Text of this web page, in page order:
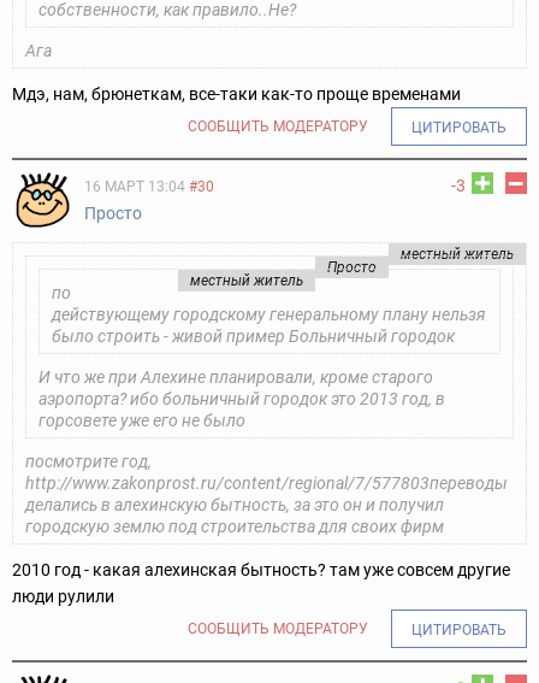
собственности, как правило..Не?
Ага
Мдэ, нам, брюнеткам, все-таки как-то проще временами
СООБЩИТЬ МОДЕРАТОРУ ЦИТИРОВАТЬ
-3
16 МАРТ 13:04 #30
Просто
местный житель
Просто
местный житель
по
действующему городскому генеральному плану нельзя
было строить - живой пример Больничный городок
И что же при Алехине планировали, кроме старого
аэропорта? ибо больничный городок это 2013 год, в
горсовете уже его не было
посмотрите год,
http://www.zakonprost.ru/content/regional/7/577803переводы
делались в алехинскую бытность, за это он и получил
городскую землю под строительства для своих фирм
2010 год - какая алехинская бытность? там уже совсем другие
люди рулили
СООБЩИТЬ МОДЕРАТОРУ ЦИТИРОВАТЬ